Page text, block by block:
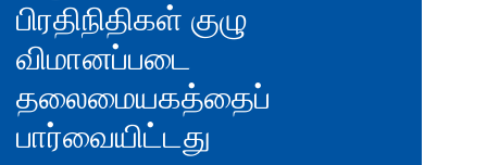
பிரதிநிதிகள் குழு
விமானப்படை
தலைமையகத்தைப்
பார்வையிட்டது